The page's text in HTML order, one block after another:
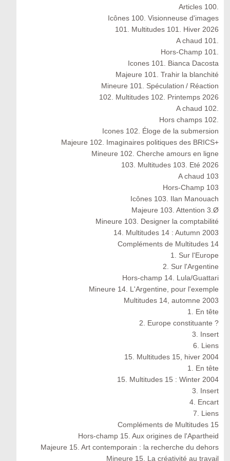
Articles 100.
Icônes 100. Visionneuse d'images
101. Multitudes 101. Hiver 2026
A chaud 101.
Hors-Champ 101.
Icones 101. Bianca Dacosta
Majeure 101. Trahir la blanchité
Mineure 101. Spéculation / Réaction
102. Multitudes 102. Printemps 2026
A chaud 102.
Hors champs 102.
Icones 102. Éloge de la submersion
Majeure 102. Imaginaires politiques des BRICS+
Mineure 102. Cherche amours en ligne
103. Multitudes 103. Eté 2026
A chaud 103
Hors-Champ 103
Icônes 103. Ilan Manouach
Majeure 103. Attention 3.Ø
Mineure 103. Designer la comptabilité
14. Multitudes 14 : Autumn 2003
Compléments de Multitudes 14
1. Sur l'Europe
2. Sur l'Argentine
Hors-champ 14. Lula/Guattari
Mineure 14. L'Argentine, pour l'exemple
Multitudes 14, automne 2003
1. En tête
2. Europe constituante ?
3. Insert
6. Liens
15. Multitudes 15, hiver 2004
1. En tête
15. Multitudes 15 : Winter 2004
3. Insert
4. Encart
7. Liens
Compléments de Multitudes 15
Hors-champ 15. Aux origines de l'Apartheid
Majeure 15. Art contemporain : la recherche du dehors
Mineure 15. La créativité au travail